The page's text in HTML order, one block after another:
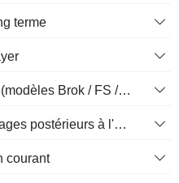
terme
Autres passifs courants - (modèles Brok / FS / Ins. / REIT)
Pensions et autres avantages postérieurs à l'emploi
courant